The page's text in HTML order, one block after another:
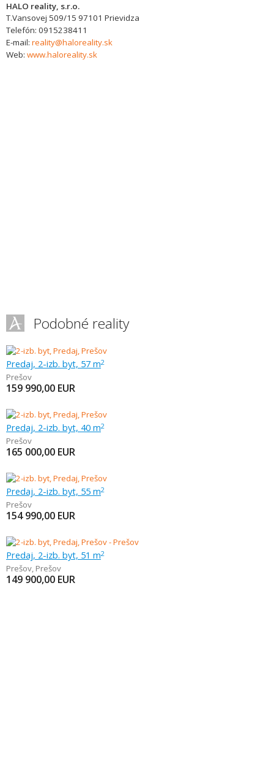
HALO reality, s.r.o.
T.Vansovej 509/15 97101 Prievidza
Telefón: 0915238411
E-mail: reality@haloreality.sk
Web: www.haloreality.sk
Podobné reality
Predaj, 2-izb. byt, 57 m2
Prešov
159 990,00 EUR
Predaj, 2-izb. byt, 40 m2
Prešov
165 000,00 EUR
Predaj, 2-izb. byt, 55 m2
Prešov
154 990,00 EUR
Predaj, 2-izb. byt, 51 m2
Prešov, Prešov
149 900,00 EUR